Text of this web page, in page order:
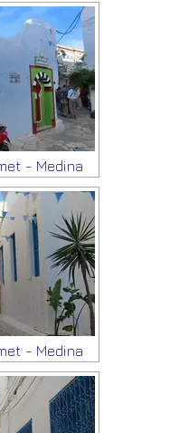
- Medina
- Medina